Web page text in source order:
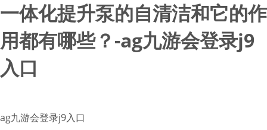
一体化提升泵的自清洁和它的作
用都有哪些？-ag九游会登录j9
入口
ag九游会登录j9入口